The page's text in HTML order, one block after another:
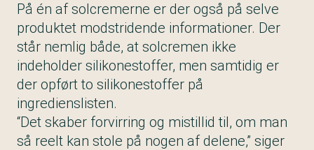
På én af solcremerne er der også på selve
produktet modstridende informationer. Der
står nemlig både, at solcremen ikke
indeholder silikonestoffer, men samtidig er
der opført to silikonestoffer på
ingredienslisten.
“Det skaber forvirring og mistillid til, om man
så reelt kan stole på nogen af delene,” siger